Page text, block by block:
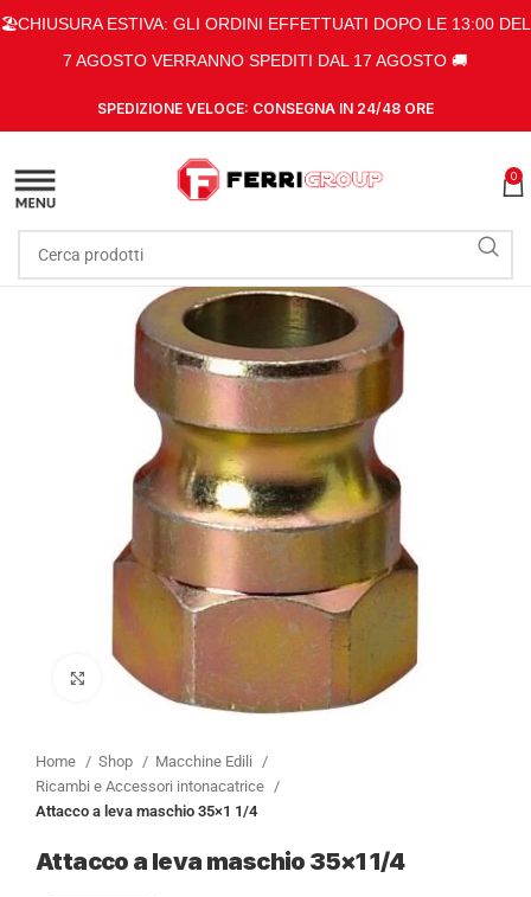
🏖️CHIUSURA ESTIVA: GLI ORDINI EFFETTUATI DOPO LE 13:00 DEL
7 AGOSTO VERRANNO SPEDITI DAL 17 AGOSTO 🚚
SPEDIZIONE VELOCE: CONSEGNA IN 24/48 ORE
0
Clicca per ingrandire
Home Shop
Macchine Edili
Ricambi e Accessori intonacatrice
Attacco a leva maschio 35×1 1/4
Attacco a leva maschio 35×1 1/4